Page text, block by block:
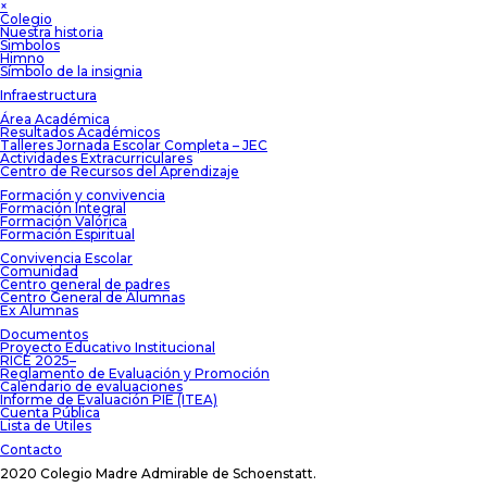
×
Colegio
Nuestra historia
Simbolos
Himno
Símbolo de la insignia
Infraestructura
Área Académica
Resultados Académicos
Talleres Jornada Escolar Completa – JEC
Actividades Extracurriculares
Centro de Recursos del Aprendizaje
Formación y convivencia
Formación Integral
Formación Valórica
Formación Espiritual
Convivencia Escolar
Comunidad
Centro general de padres
Centro General de Alumnas
Ex Alumnas
Documentos
Proyecto Educativo Institucional
RICE 2025–
Reglamento de Evaluación y Promoción
Calendario de evaluaciones
Informe de Evaluación PIE (ITEA)
Cuenta Pública
Lista de Útiles
Contacto
2020 Colegio Madre Admirable de Schoenstatt.